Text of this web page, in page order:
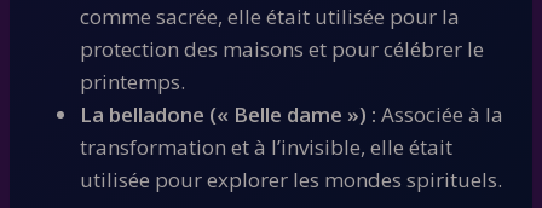
comme sacrée, elle était utilisée pour la
protection des maisons et pour célébrer le
printemps.
La belladone (« Belle dame ») : Associée à la
transformation et à l’invisible, elle était
utilisée pour explorer les mondes spirituels.